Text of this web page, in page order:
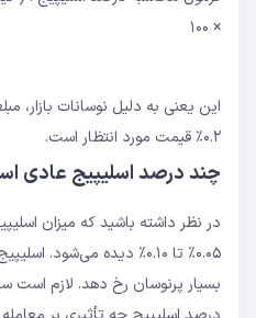
× ۱۰۰
این یعنی به دلیل نوسانات بازار،
۰.۲٪ قیمت مورد انتظار است.
چند درصد اسلیپیج عادی
در نظر داشته باشید که میزان
بسیار پرنوسان رخ دهد. لازم است